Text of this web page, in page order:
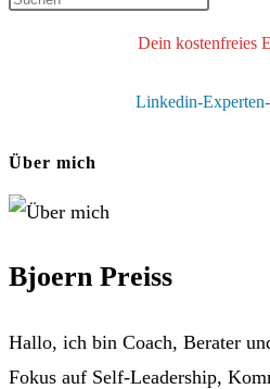
Dein kostenfreies
Linkedin-
Über mich
Bjoern Preiss
Hallo, ich bin Coach, Berater
Fokus auf Self-Leadership,